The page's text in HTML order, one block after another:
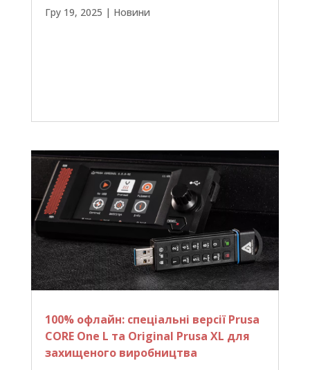
Гру 19, 2025 | Новини
100% офлайн: спеціальні версії Prusa
CORE One L та Original Prusa XL для
захищеного виробництва